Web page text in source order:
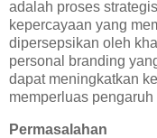
adalah proses
kepercayaan yang
dipersepsikan oleh
personal branding
dapat meningkatkan
memperluas
Permasalahan